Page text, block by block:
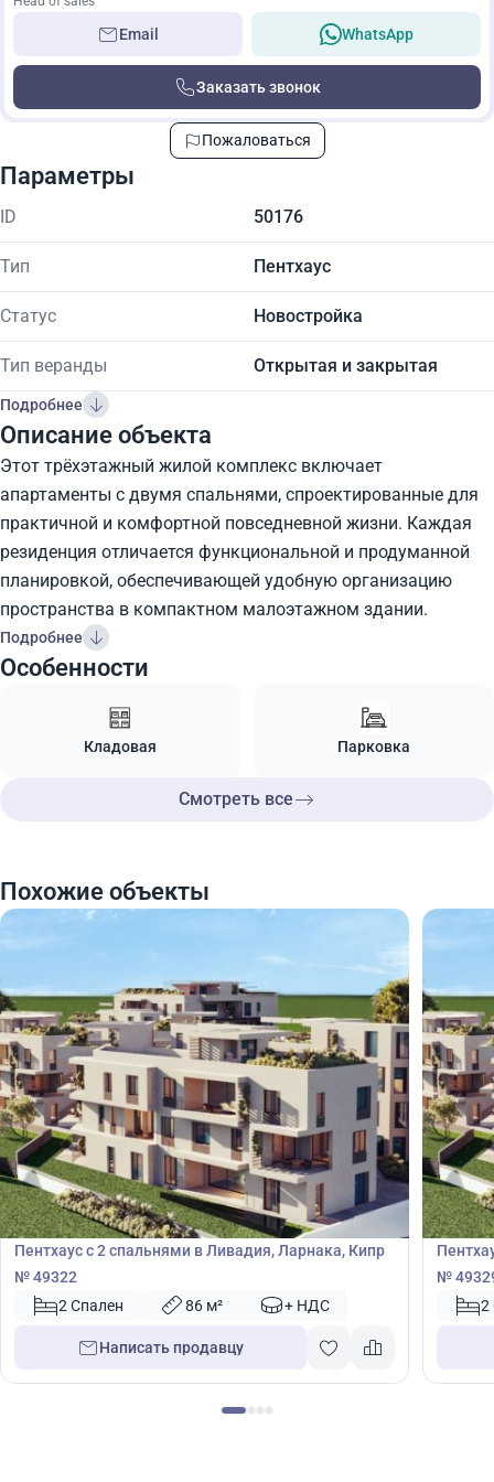
Email WhatsApp
Заказать звонок
Пожаловаться
Параметры
ID 50176
Тип Пентхаус
Статус Новостройка
Тип веранды Открытая и закрытая
Подробнее
Описание объекта
Этот трёхэтажный жилой комплекс включает
апартаменты с двумя спальнями, спроектированные для
практичной и комфортной повседневной жизни. Каждая
резиденция отличается функциональной и продуманной
планировкой, обеспечивающей удобную организацию
пространства в компактном малоэтажном здании.
Подробнее
Особенности
Кладовая Парковка
Смотреть все
Похожие объекты
€355 000
Пентхаус
Пентхаус с 2 спальнями в Ливадия, Ларнака, Кипр
№ 49322
2 Спален
86 м² + НДС
Написать продавцу
€355
№
2